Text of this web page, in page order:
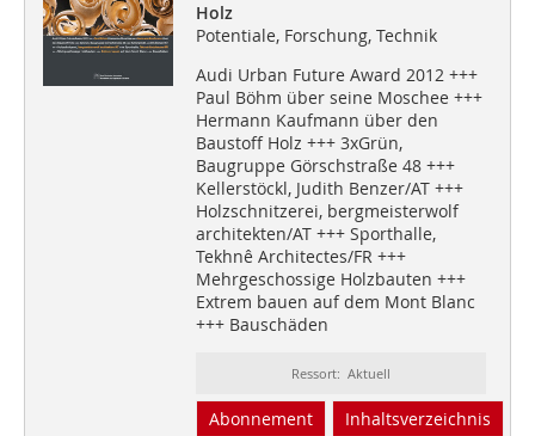
Holz
Potentiale, Forschung, Technik
Audi Urban Future Award 2012 +++
Paul Böhm über seine Moschee +++
Hermann Kaufmann über den
Baustoff Holz +++ 3xGrün,
Baugruppe Görschstraße 48 +++
Kellerstöckl, Judith Benzer/AT +++
Holzschnitzerei, bergmeisterwolf
architekten/AT +++ Sporthalle,
Tekhnê Architectes/FR +++
Mehrgeschossige Holzbauten +++
Extrem bauen auf dem Mont Blanc
+++ Bauschäden
Ressort: Aktuell
Abonnement Inhaltsverzeichnis